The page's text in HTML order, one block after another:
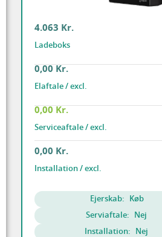
4.063 Kr.
Ladeboks
0,00 Kr.
Elaftale / excl.
0,00 Kr.
Serviceaftale / excl.
0,00 Kr.
Installation / excl.
Ejerskab: Køb
Serviaftale: Nej
Installation: Nej